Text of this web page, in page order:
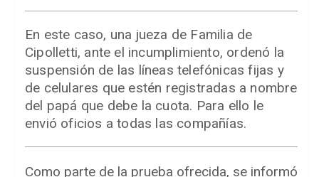
En este caso, una jueza de Familia de
Cipolletti, ante el incumplimiento, ordenó la
suspensión de las líneas telefónicas fijas y
de celulares que estén registradas a nombre
del papá que debe la cuota. Para ello le
envió oficios a todas las compañías.
Como parte de la prueba ofrecida, se informó